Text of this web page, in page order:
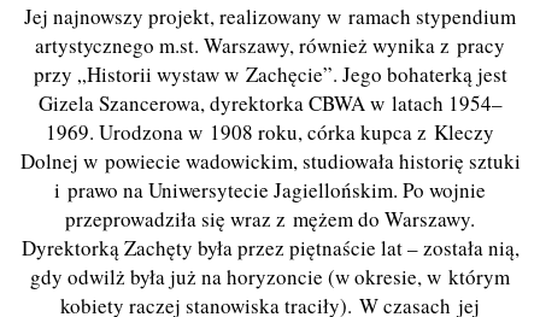
Jej najnowszy projekt, realizowany w ramach stypendium
artystycznego m.st. Warszawy, również wynika z pracy
przy „Historii wystaw w Zachęcie”. Jego bohaterką jest
Gizela Szancerowa, dyrektorka CBWA w latach 1954–
1969. Urodzona w 1908 roku, córka kupca z Kleczy
Dolnej w powiecie wadowickim, studiowała historię sztuki
i prawo na Uniwersytecie Jagiellońskim. Po wojnie
przeprowadziła się wraz z mężem do Warszawy.
Dyrektorką Zachęty była przez piętnaście lat – została nią,
gdy odwilż była już na horyzoncie (w okresie, w którym
kobiety raczej stanowiska traciły). W czasach jej